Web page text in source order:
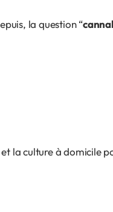
la question “
culture à domicile